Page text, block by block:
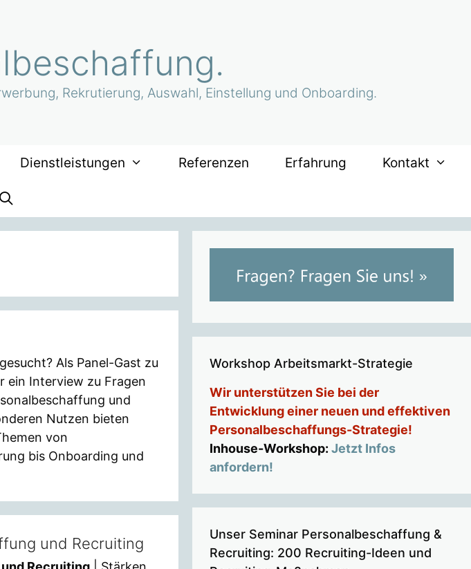
Rekrutierung, Auswahl, Einstellung und Onboarding.
Dienstleistungen Referenzen Erfahrung Kontakt
Als Panel-Gast zu
ein Interview zu Fragen
und
Nutzen bieten
von
bis Onboarding und
und Recruiting
Workshop Arbeitsmarkt-Strategie
Wir unterstützen Sie bei der
Entwicklung einer neuen und effektiven
Personalbeschaffungs-Strategie!
Inhouse-Workshop: Jetzt Infos
anfordern!
Unser Seminar Personalbeschaffung &
Recruiting: 200 Recruiting-Ideen und